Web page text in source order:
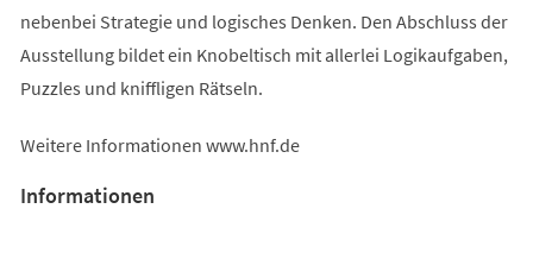
nebenbei Strategie und logisches Denken. Den Abschluss der
Ausstellung bildet ein Knobeltisch mit allerlei Logikaufgaben,
Puzzles und kniffligen Rätseln.
Weitere Informationen www.hnf.de
Informationen